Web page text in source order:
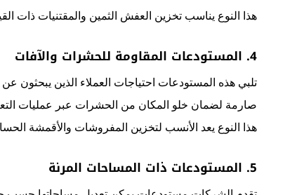
هذا النوع يناسب تخزين العفش الثمين والمقتنيات ذات
4. المستودعات المقاومة للحشرات والآفات
تلبي هذه المستودعات احتياجات العملاء الذين
صارمة لضمان خلو المكان من الحشرات عبر عمليات
هذا النوع يعد الأنسب لتخزين المفروشات والأقمشة
5. المستودعات ذات المساحات المرنة